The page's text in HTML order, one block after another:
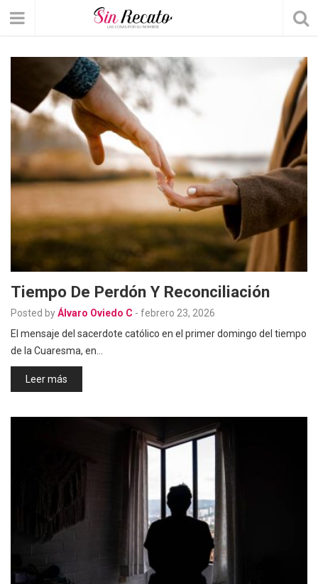
Tiempo De Perdón Y Reconciliación
Posted byÁlvaro Oviedo C - febrero 23, 2026
El mensaje del sacerdote católico en el primer domingo del tiempo
de la Cuaresma, en…
Leer más